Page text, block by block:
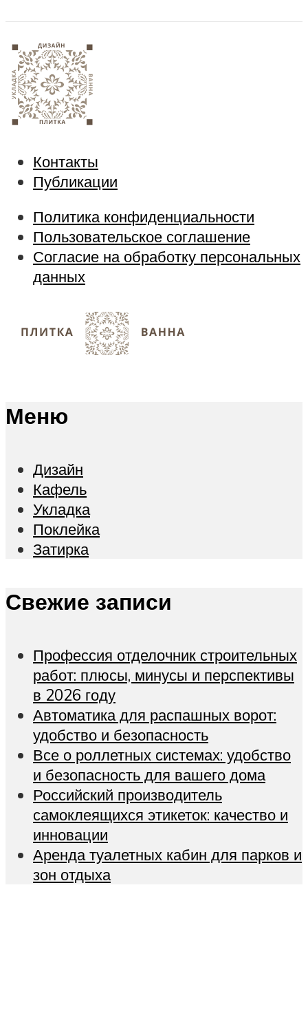
Контакты
Публикации
Политика конфиденциальности
Пользовательское соглашение
Согласие на обработку персональных
данных
Меню
Дизайн
Кафель
Укладка
Поклейка
Затирка
Свежие записи
Профессия отделочник строительных
работ: плюсы, минусы и перспективы
в 2026 году
Автоматика для распашных ворот:
удобство и безопасность
Все о роллетных системах: удобство
и безопасность для вашего дома
Российский производитель
самоклеящихся этикеток: качество и
инновации
Аренда туалетных кабин для парков и
зон отдыха